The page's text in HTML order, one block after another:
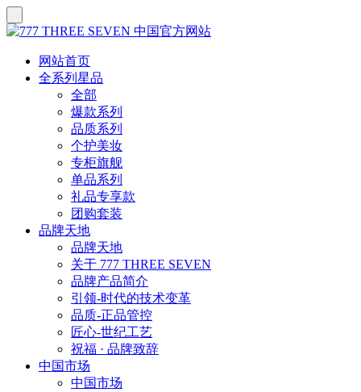
网站首页
全系列星品
全部
爆款系列
品质系列
个护美妆
专柜旗舰
单品系列
礼品专享款
团购套装
品牌天地
品牌天地
关于 777 THREE SEVEN
品牌产品简介
引领-时代的技术变革
品质-正品管控
匠心-世纪工艺
祝福 · 品牌致辞
中国市场
中国市场